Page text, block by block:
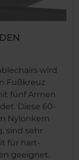
wird
Fußkreuz
fünf Armen
Diese 60-
Nylonkern
sind sehr
für hart-
geeignet.